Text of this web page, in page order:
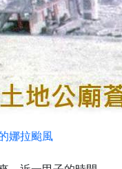
娜拉颱風